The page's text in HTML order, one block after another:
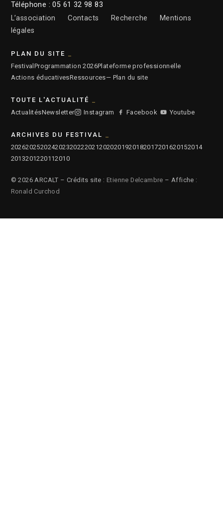
Téléphone : 05 61 32 98 83
L’association
Contacts Recherche
Mentions
légales
PLAN DU SITE
Festival Programmation 2026Plateforme professionnelle
Actions éducativesRessources— Plan du site
TOUTE L'ACTUALITÉ
ActualitésNewsletter Instagram Facebook Youtube
ARCHIVES DU FESTIVAL
2026202520242023202220212020201920182017201620152014
2013201220112010
© 2026 ARCALT – Crédits site : Etienne Delcambre – Affiche :
Ronald Curchod